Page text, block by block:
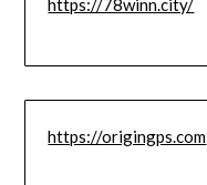
https://78winn.city/
https://origingps.com